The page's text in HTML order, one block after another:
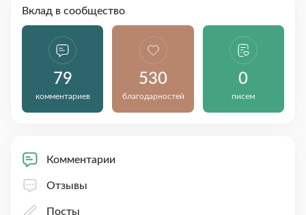
Вклад в сообщество
79
комментариев
530
благодарностей
0
писем
Комментарии
Отзывы
Посты